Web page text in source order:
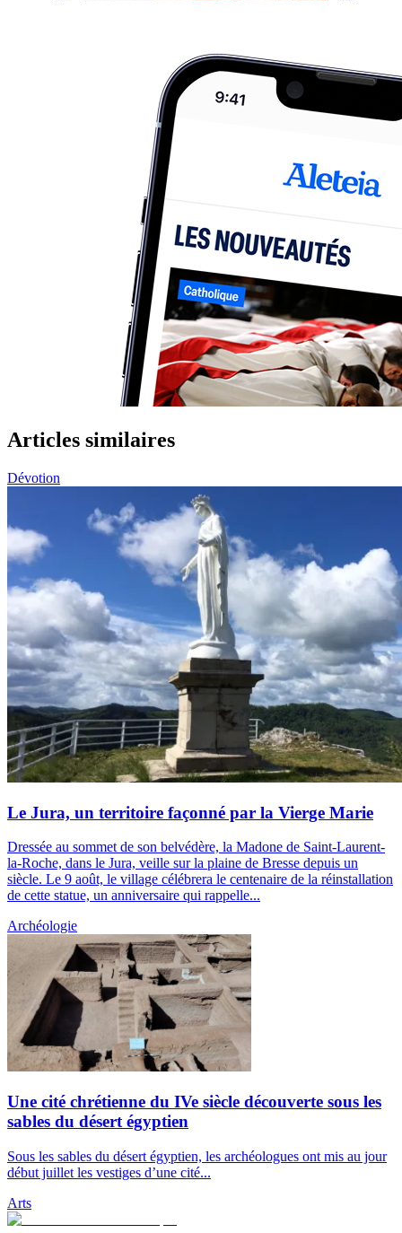
Articles similaires
Dévotion
Le Jura, un territoire façonné par la Vierge Marie
Dressée au sommet de son belvédère, la Madone de Saint-Laurent-
la-Roche, dans le Jura, veille sur la plaine de Bresse depuis un
siècle. Le 9 août, le village célébrera le centenaire de la réinstallation
de cette statue, un anniversaire qui rappelle...
Archéologie
Une cité chrétienne du IVe siècle découverte sous les
sables du désert égyptien
Sous les sables du désert égyptien, les archéologues ont mis au jour
début juillet les vestiges d’une cité...
Arts